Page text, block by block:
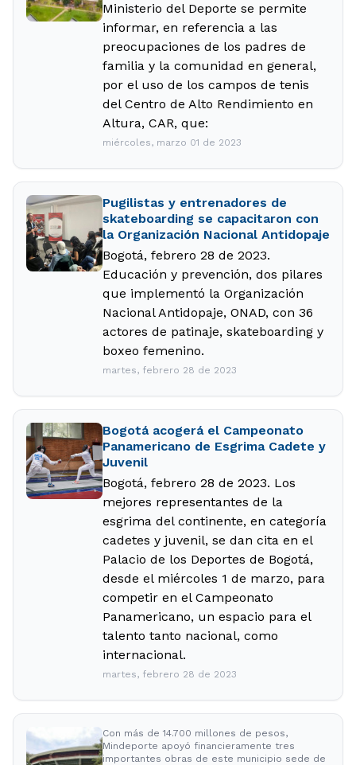
Ministerio del Deporte se permite
informar, en referencia a las
preocupaciones de los padres de
familia y la comunidad en general,
por el uso de los campos de tenis
del Centro de Alto Rendimiento en
Altura, CAR, que:
miércoles, marzo 01 de 2023
Pugilistas y entrenadores de
skateboarding se capacitaron con
la Organización Nacional Antidopaje
Bogotá, febrero 28 de 2023.
Educación y prevención, dos pilares
que implementó la Organización
Nacional Antidopaje, ONAD, con 36
actores de patinaje, skateboarding y
boxeo femenino.
martes, febrero 28 de 2023
Bogotá acogerá el Campeonato
Panamericano de Esgrima Cadete y
Juvenil
Bogotá, febrero 28 de 2023. Los
mejores representantes de la
esgrima del continente, en categoría
cadetes y juvenil, se dan cita en el
Palacio de los Deportes de Bogotá,
desde el miércoles 1 de marzo, para
competir en el Campeonato
Panamericano, un espacio para el
talento tanto nacional, como
internacional.
martes, febrero 28 de 2023
Con más de 14.700 millones de pesos,
Mindeporte apoyó financieramente tres
importantes obras de este municipio sede de